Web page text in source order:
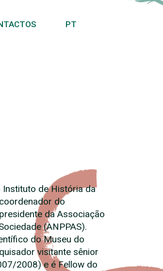
PT
de História da
do
da Associação
(ANPPAS).
do Museu do
visitante sênior
2008) e é Fellow do